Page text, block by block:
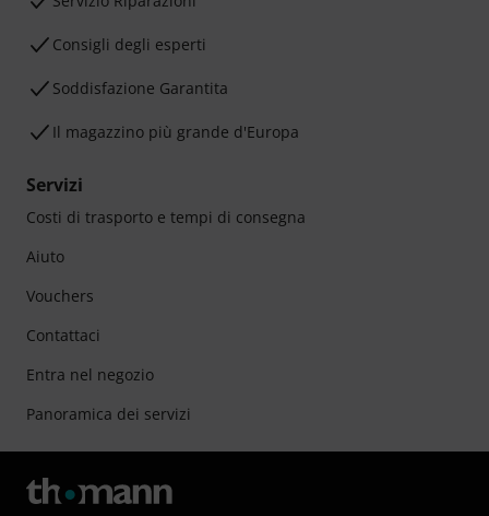
Consigli degli esperti
Soddisfazione Garantita
Il magazzino più grande d'Europa
Servizi
Costi di trasporto e tempi di consegna
Aiuto
Vouchers
Contattaci
Entra nel negozio
Panoramica dei servizi